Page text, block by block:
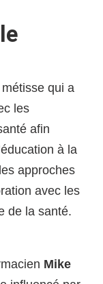
qui a
les
afin
à la
approches
avec les
de la santé.
Mike